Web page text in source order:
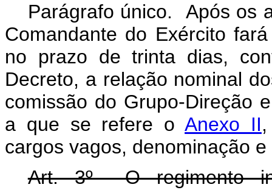
Parágrafo único. Após os
Comandante do Exército
no prazo de trinta dias,
Decreto, a relação nominal
comissão do Grupo-Direção
a que se refere oAnexo II
cargos vagos, denominação
Art. 3º O regimento